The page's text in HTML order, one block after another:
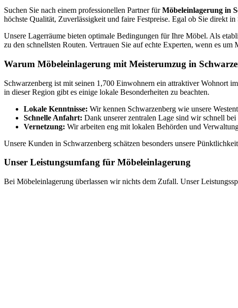
Suchen Sie nach einem professionellen Partner fürMöbeleinlagerung in
höchste Qualität, Zuverlässigkeit und faire Festpreise. Egal ob Sie direkt
Unsere Lagerräume bieten optimale Bedingungen für Ihre Möbel. Als
zu den schnellsten Routen. Vertrauen Sie auf echte Experten, wenn es um
Warum Möbeleinlagerung mit Meisterumzug in
Schwarzenberg ist mit seinen 1,700 Einwohnern ein attraktiver Wohnort
in dieser Region gibt es einige lokale Besonderheiten zu beachten.
Lokale Kenntnisse: Wir kennen Schwarzenberg wie unsere
Schnelle Anfahrt: Dank unserer zentralen Lage sind wir schnell
Vernetzung: Wir arbeiten eng mit lokalen Behörden und
Unsere Kunden in Schwarzenberg schätzen besonders unsere
Unser Leistungsumfang für Möbeleinlagerung
Bei Möbeleinlagerung überlassen wir nichts dem Zufall. Unser